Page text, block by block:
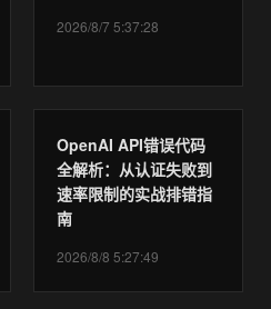
2026/8/7 5:37:28
OpenAI API错误代码
全解析：从认证失败到
速率限制的实战排错指
南
2026/8/8 5:27:49